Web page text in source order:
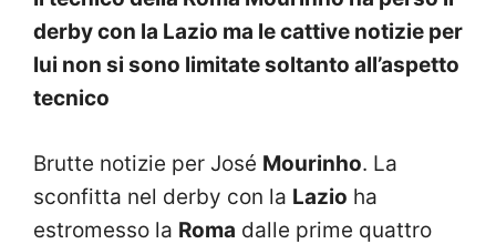
derby con la Lazio ma le cattive notizie per
lui non si sono limitate soltanto all’aspetto
tecnico
Brutte notizie per José Mourinho. La
sconfitta nel derby con la Lazio ha
estromesso la Roma dalle prime quattro